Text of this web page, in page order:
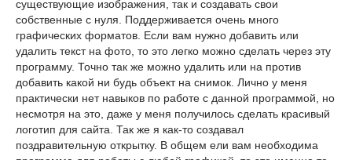
существующие изображения, так и создавать свои
собственные с нуля. Поддерживается очень много
графических форматов. Если вам нужно добавить или
удалить текст на фото, то это легко можно сделать через эту
программу. Точно так же можно удалить или на против
добавить какой ни будь объект на снимок. Лично у меня
практически нет навыков по работе с данной программой, но
несмотря на это, даже у меня получилось сделать красивый
логотип для сайта. Так же я как-то создавал
поздравительную открытку. В общем ели вам необходима